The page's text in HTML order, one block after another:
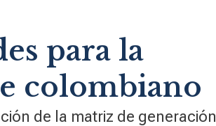
para la
colombiano
de la matriz de generación